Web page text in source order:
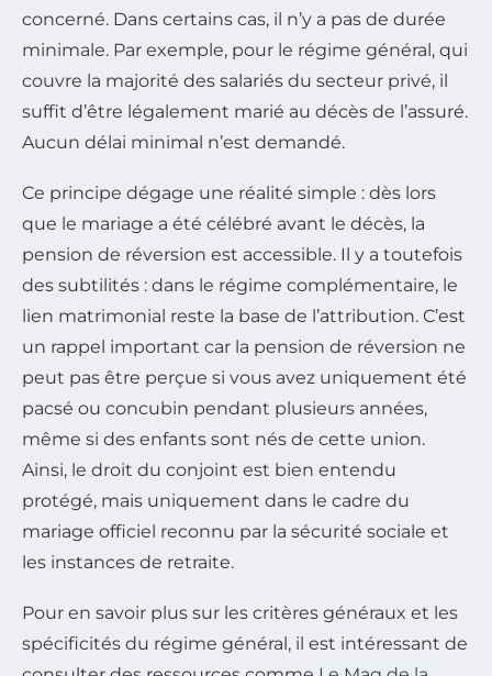
concerné. Dans certains cas, il n’y a pas de durée
minimale. Par exemple, pour le régime général, qui
couvre la majorité des salariés du secteur privé, il
suffit d’être légalement marié au décès de l’assuré.
Aucun délai minimal n’est demandé.
Ce principe dégage une réalité simple : dès lors
que le mariage a été célébré avant le décès, la
pension de réversion est accessible. Il y a toutefois
des subtilités : dans le régime complémentaire, le
lien matrimonial reste la base de l’attribution. C’est
un rappel important car la pension de réversion ne
peut pas être perçue si vous avez uniquement été
pacsé ou concubin pendant plusieurs années,
même si des enfants sont nés de cette union.
Ainsi, le droit du conjoint est bien entendu
protégé, mais uniquement dans le cadre du
mariage officiel reconnu par la sécurité sociale et
les instances de retraite.
Pour en savoir plus sur les critères généraux et les
spécificités du régime général, il est intéressant de